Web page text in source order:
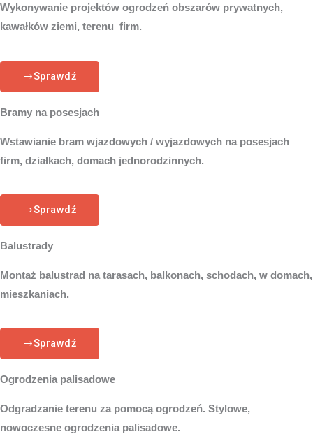
Wykonywanie projektów ogrodzeń obszarów prywatnych,
kawałków ziemi, terenu firm.
Sprawdź
Bramy na posesjach
Wstawianie bram wjazdowych / wyjazdowych na posesjach
firm, działkach, domach jednorodzinnych.
Sprawdź
Balustrady
Montaż balustrad na tarasach, balkonach, schodach, w domach,
mieszkaniach.
Sprawdź
Ogrodzenia palisadowe
Odgradzanie terenu za pomocą ogrodzeń. Stylowe,
nowoczesne ogrodzenia palisadowe.